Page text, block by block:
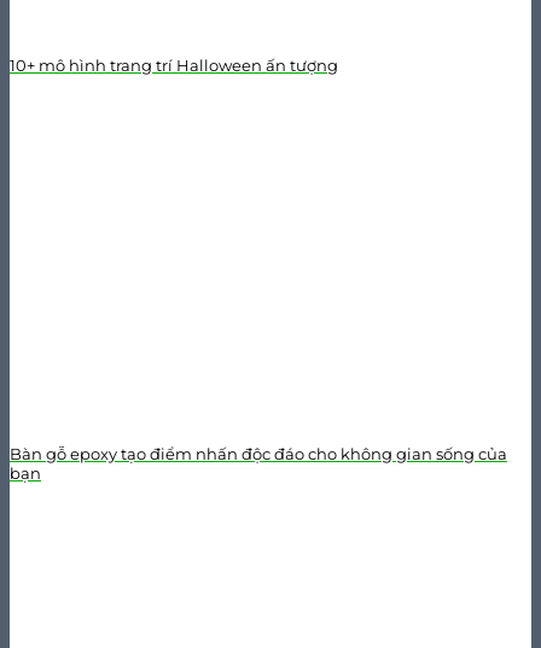
10+ mô hình trang trí Halloween ấn tượng
Bàn gỗ epoxy tạo điểm nhấn độc đáo cho không gian sống của
bạn